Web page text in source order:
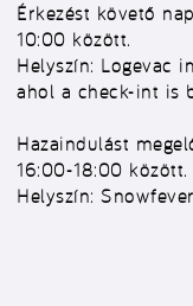
Érkezést követő
10:00 között.
Helyszín: Logevac
ahol a check-int is
Hazaindulást
16:00-18:00 között.
Helyszín: Snowfever